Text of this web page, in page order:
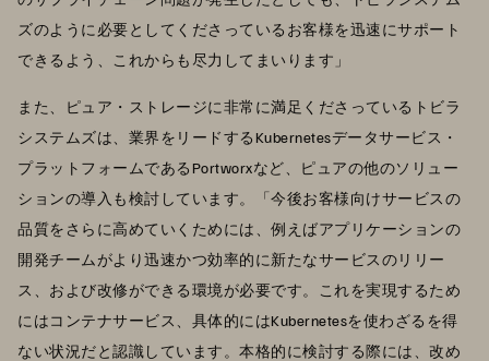
ズのように必要としてくださっているお客様を迅速にサポート
できるよう、これからも尽力してまいります」
また、ピュア・ストレージに非常に満足くださっているトビラ
システムズは、業界をリードするKubernetesデータサービス・
プラットフォームであるPortworxなど、ピュアの他のソリュー
ションの導入も検討しています。「今後お客様向けサービスの
品質をさらに高めていくためには、例えばアプリケーションの
開発チームがより迅速かつ効率的に新たなサービスのリリー
ス、および改修ができる環境が必要です。これを実現するため
にはコンテナサービス、具体的にはKubernetesを使わざるを得
ない状況だと認識しています。本格的に検討する際には、改め